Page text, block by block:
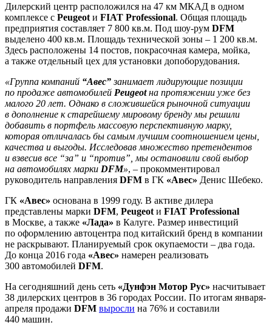
Дилерский центр расположился на 47 км МКАД в одном
комплексе с Peugeot и FIAT Professional. Общая площадь
предприятия составляет 7 800 кв.м. Под шоу-рум DFM
выделено 400 кв.м. Площадь технической зоны – 1 200 кв.м.
Здесь расположены 14 постов, покрасочная камера, мойка,
а также отдельный цех для установки допоборудования.
«Группа компаний “Авес”занимает лидирующие позиции
по продаже автомобилей Peugeotна протяжении уже без
малого 20 лет. Однако в сложившейся рыночной ситуации
в дополнение к старейшему мировому бренду мы решили
добавить в портфель массовую перспективную марку,
которая отличалась бы самым лучшим соотношением цены,
качества и выгоды. Исследовав множество претендентов
и взвесив все “за” и “против”, мы остановили свой выбор
на автомобилях марки DFM», – прокомментировал
руководитель направления DFM в ГК «Авес» Денис Шебеко.
ГК «Авес» основана в 1999 году. В активе дилера
представлены марки DFM, Peugeot и FIAT Professional
в Москве, а также «Лада» в Калуге. Размер инвестиций
по оформлению автоцентра под китайский бренд в компании
не раскрывают. Планируемый срок окупаемости – два года.
До конца 2016 года «Авес» намерен реализовать
300 автомобилей DFM.
На сегодняшний день сеть «Дунфэн Мотор Рус» насчитывает
38 дилерских центров в 36 городах России. По итогам января-
апреля продажи DFM выросли на 76% и составили
440 машин.